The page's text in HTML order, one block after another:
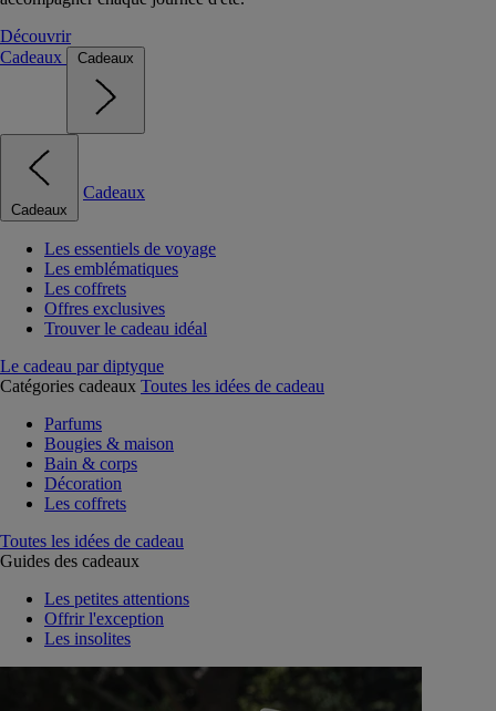
Découvrir
Cadeaux
Cadeaux
Cadeaux
Cadeaux
Les essentiels de voyage
Les emblématiques
Les coffrets
Offres exclusives
Trouver le cadeau idéal
Le cadeau par diptyque
Catégories cadeaux Toutes les idées de cadeau
Parfums
Bougies & maison
Bain & corps
Décoration
Les coffrets
Toutes les idées de cadeau
Guides des cadeaux
Les petites attentions
Offrir l'exception
Les insolites